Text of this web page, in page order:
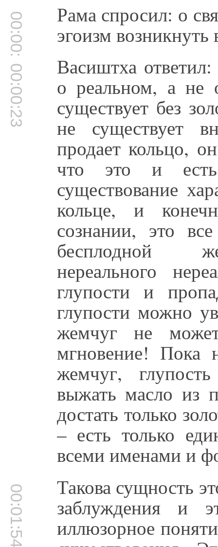
00:00:11 Рама спросил: о
эгоизм
00:00:23 Васиштха
о реальном, а не
существует без
не существует
продает кольцо,
что это и есть
существование
кольце, и
сознании, это
бесплодной
нереального
глупости и
глупости можно
жемчуг не
мгновение! Пока
жемчуг,
выжать масло из
достать только
– есть только
всеми именами и
00:01:54 Такова сущность
заблуждения и
иллюзорное